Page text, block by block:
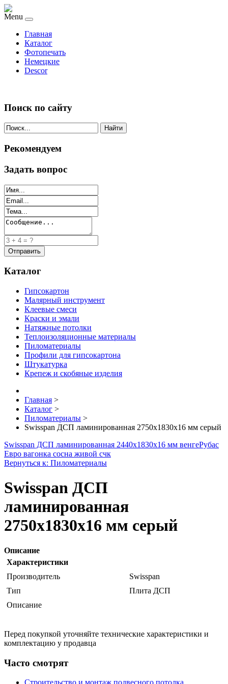
Menu
Главная
Каталог
Фотопечать
Немецкие
Descor
Поиск по сайту
Найти
Рекомендуем
Задать вопрос
Каталог
Гипсокартон
Малярный инструмент
Клеевые смеси
Краски и эмали
Натяжные потолки
Теплоизоляционные материалы
Пиломатериалы
Профили для гипсокартона
Штукатурка
Крепеж и скобяные изделия
Главная >
Каталог >
Пиломатериалы >
Swisspan ДСП ламинированная 2750х1830х16 мм серый
Swisspan ДСП ламинированная 2440х1830х16 мм венгеРубас
Евро вагонка сосна живой счк
Вернуться к: Пиломатериалы
Swisspan ДСП
ламинированная
2750х1830х16 мм серый
Описание
Характеристики
Производитель
Swisspan
Тип
Плита ДСП
Описание
Перед покупкой уточняйте технические характеристики и
комплектацию у продавца
Часто смотрят